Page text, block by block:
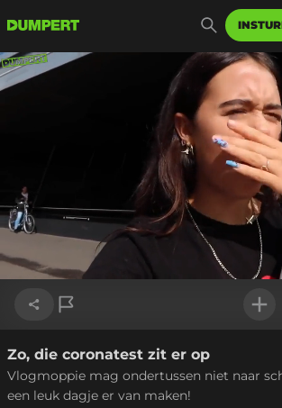
Link kopiëren
Zo, die coronatest zit er op
Vlogmoppie mag ondertussen niet naar
een leuk dagje er van maken!